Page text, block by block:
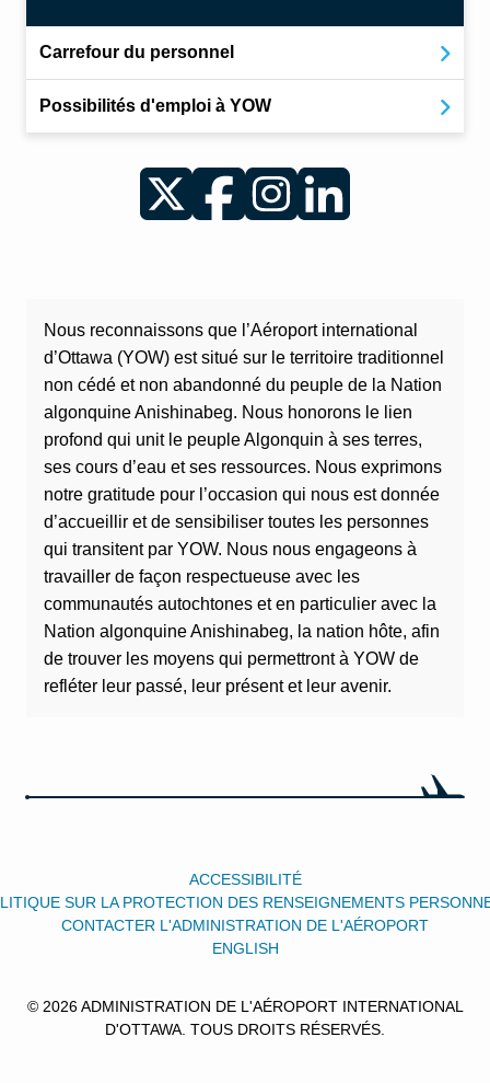
Carrefour du personnel
Possibilités d'emploi à YOW
Twitter FacebookInstagramLinkedIn
Nous reconnaissons que l’Aéroport international
d’Ottawa (YOW) est situé sur le territoire traditionnel
non cédé et non abandonné du peuple de la Nation
algonquine Anishinabeg. Nous honorons le lien
profond qui unit le peuple Algonquin à ses terres,
ses cours d’eau et ses ressources. Nous exprimons
notre gratitude pour l’occasion qui nous est donnée
d’accueillir et de sensibiliser toutes les personnes
qui transitent par YOW. Nous nous engageons à
travailler de façon respectueuse avec les
communautés autochtones et en particulier avec la
Nation algonquine Anishinabeg, la nation hôte, afin
de trouver les moyens qui permettront à YOW de
refléter leur passé, leur présent et leur avenir.
ACCESSIBILITÉ
SUR LA PROTECTION DES RENSEIGNEMENTS
CONTACTER L'ADMINISTRATION DE L'AÉROPORT
ENGLISH
© 2026 ADMINISTRATION DE L'AÉROPORT INTERNATIONAL
D'OTTAWA. TOUS DROITS RÉSERVÉS.